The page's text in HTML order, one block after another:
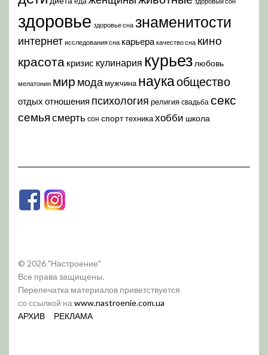
здоровье здоровье сна знаменитости
интернет исследования сна карьера качество сна кино
красота кризис кулинария курьез любовь
мелатонин мир модамужчина наукаобщество
отдых отношения психология религия свадьба секс
семья смерть сон спорттехникахобби школа
© 2026 "Настроение"
Все права защищены.
Перепечатка материалов приветствуется
со ссылкой на www.nastroenie.com.ua
АРХИВ
РЕКЛАМА